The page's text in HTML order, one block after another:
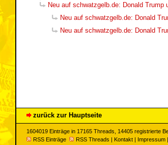
Neu auf schwatzgelb.de: Donald
Neu auf schwatzgelb.de: Donald
Neu auf schwatzgelb.de: Donald
zurück zur Hauptseite
1604019 Einträge in 17165 Threads, 14405 registrierte
RSS Einträge
RSS Threads Kontakt Impressum